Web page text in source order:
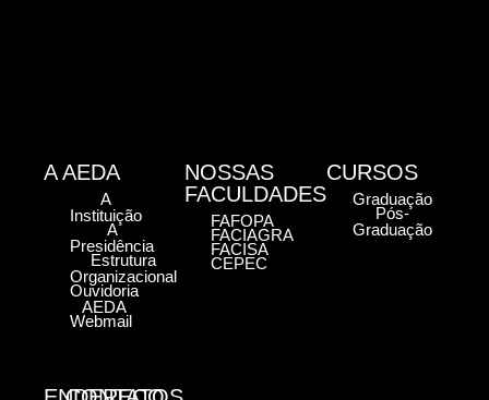
A AEDA
A
Instituição
A
Presidência
Estrutura
Organizacional
Ouvidoria
AEDA
Webmail
NOSSAS
FACULDADES
FAFOPA
FACIAGRA
FACISA
CEPEC
CURSOS
Graduação
Pós-
Graduação